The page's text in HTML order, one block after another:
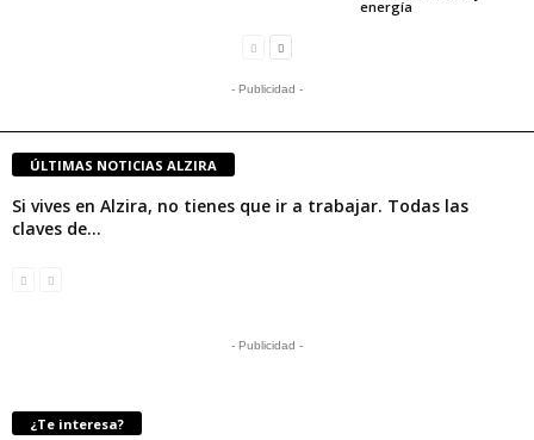
energía
- Publicidad -
ÚLTIMAS NOTICIAS ALZIRA
Si vives en Alzira, no tienes que ir a trabajar. Todas las
claves de...
- Publicidad -
¿Te interesa?